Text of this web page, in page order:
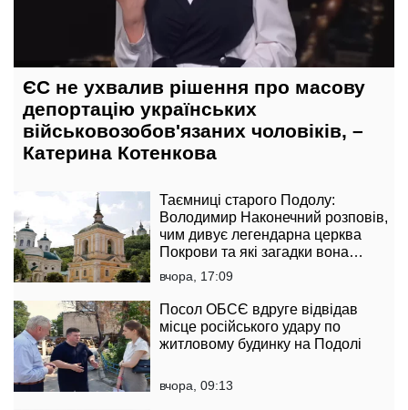
ЄС не ухвалив рішення про масову
депортацію українських
військовозобов'язаних чоловіків, –
Катерина Котенкова
Таємниці старого Подолу:
Володимир Наконечний розповів,
чим дивує легендарна церква
Покрови та які загадки вона
приховує
вчора, 17:09
Посол ОБСЄ вдруге відвідав
місце російського удару по
житловому будинку на Подолі
вчора, 09:13